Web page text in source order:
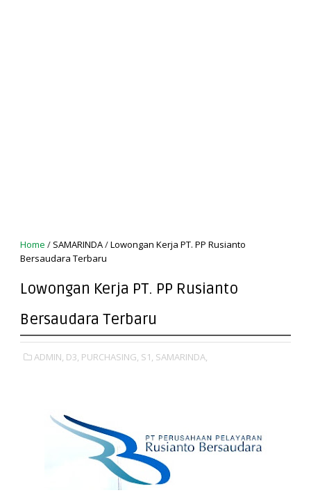
Home / SAMARINDA/Lowongan Kerja PT. PP Rusianto
Bersaudara Terbaru
Lowongan Kerja PT. PP Rusianto
Bersaudara Terbaru
ADMIN, D3, PURCHASING, S1, SAMARINDA,